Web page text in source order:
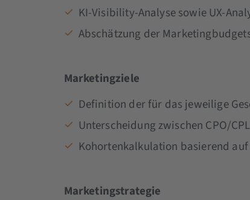
KI-Visibility-Analyse sowie UX-
Abschätzung der
Marketingziele
Definition der für das jeweilige
Unterscheidung zwischen CPO/
Kohortenkalkulation basierend
Marketingstrategie